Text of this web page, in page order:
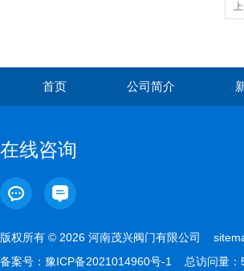
上
首页 公司简介
在线咨询
版权所有 © 2026 河南茂兴阀门有限公司
备案号： 豫ICP备2021014960号-1 总访问量：